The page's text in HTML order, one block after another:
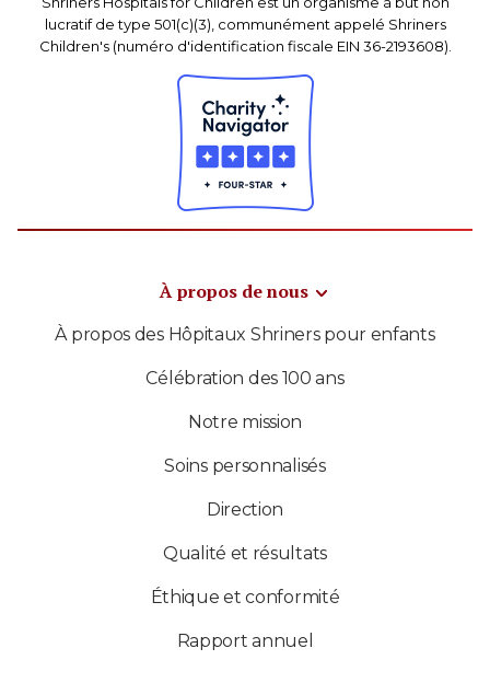
lucratif de type 501(c)(3), communément appelé Shriners
Children's (numéro d'identification fiscale EIN 36-2193608).
À propos de nous
À propos des Hôpitaux Shriners pour enfants
Célébration des 100 ans
Notre mission
Soins personnalisés
Direction
Qualité et résultats
Éthique et conformité
Rapport annuel